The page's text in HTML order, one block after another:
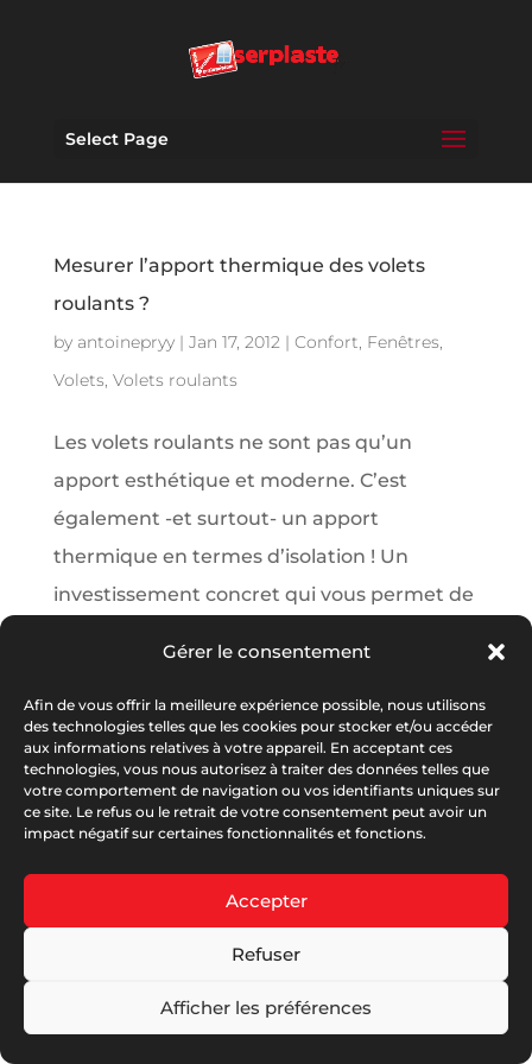
Gérer le consentement
Afin de vous offrir la meilleure expérience possible, nous utilisons
des technologies telles que les cookies pour stocker et/ou accéder
aux informations relatives à votre appareil. En acceptant ces
technologies, vous nous autorisez à traiter des données telles que
votre comportement de navigation ou vos identifiants uniques sur
ce site. Le refus ou le retrait de votre consentement peut avoir un
impact négatif sur certaines fonctionnalités et fonctions.
Accepter
Refuser
Afficher les préférences
Select Page
Mesurer l’apport thermique des volets
roulants ?
by antoinepryy| Jan 17, 2012| Confort, Fenêtres,
Volets, Volets roulants
Les volets roulants ne sont pas qu’un
apport esthétique et moderne. C’est
également -et surtout- un apport
thermique en termes d’isolation ! Un
investissement concret qui vous permet de
© Serplaste 2026 | Créé par Antoine PERRY
Mentions Légales|C.G.V Serplaste|C.G.V Serbois|